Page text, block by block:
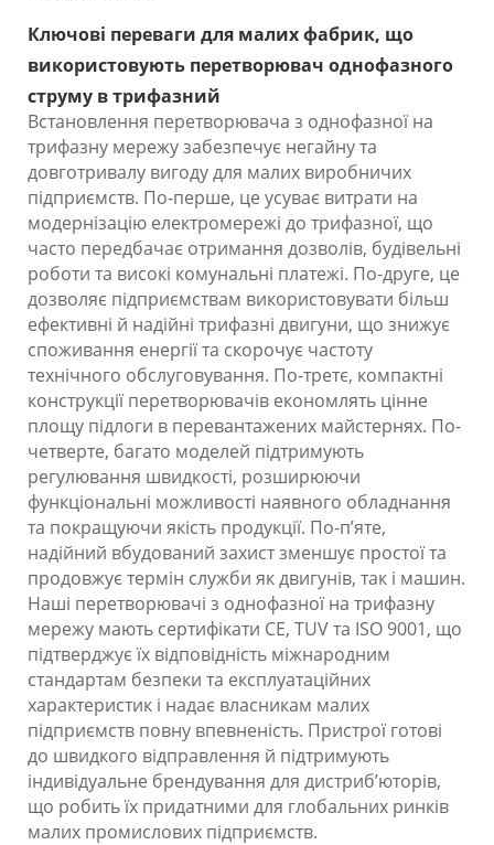
Ключові переваги для малих фабрик, що
використовують перетворювач однофазного
струму в трифазний
Встановлення перетворювача з однофазної на
трифазну мережу забезпечує негайну та
довготривалу вигоду для малих виробничих
підприємств. По-перше, це усуває витрати на
модернізацію електромережі до трифазної, що
часто передбачає отримання дозволів, будівельні
роботи та високі комунальні платежі. По-друге, це
дозволяє підприємствам використовувати більш
ефективні й надійні трифазні двигуни, що знижує
споживання енергії та скорочує частоту
технічного обслуговування. По-третє, компактні
конструкції перетворювачів економлять цінне
площу підлоги в перевантажених майстернях. По-
четверте, багато моделей підтримують
регулювання швидкості, розширюючи
функціональні можливості наявного обладнання
та покращуючи якість продукції. По-п’яте,
надійний вбудований захист зменшує простої та
продовжує термін служби як двигунів, так і машин.
Наші перетворювачі з однофазної на трифазну
мережу мають сертифікати CE, TUV та ISO 9001, що
підтверджує їх відповідність міжнародним
стандартам безпеки та експлуатаційних
характеристик і надає власникам малих
підприємств повну впевненість. Пристрої готові
до швидкого відправлення й підтримують
індивідуальне брендування для дистриб’юторів,
що робить їх придатними для глобальних ринків
малих промислових підприємств.